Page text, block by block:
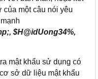
của một câu nói yêu
$H@idUong34%,
mật khẩu sử dụng có
sở dữ liệu mật khẩu